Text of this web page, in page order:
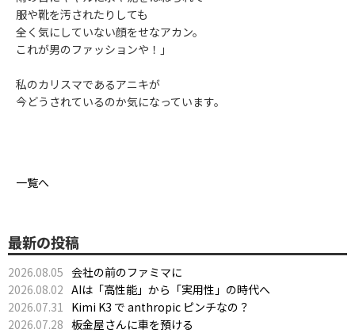
服や靴を汚されたりしても
全く気にしていない顔をせなアカン。
これが男のファッションや！」
私のカリスマであるアニキが
今どうされているのか気になっています。
一覧へ
最新の投稿
2026.08.05 会社の前のファミマに
2026.08.02 AIは「高性能」から「実用性」の時代へ
2026.07.31 Kimi K3 で anthropic ピンチなの？
2026.07.28 板金屋さんに車を預ける